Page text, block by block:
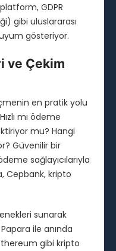
GDPR
gibi uluslararası
gösteriyor.
ve Çekim
en pratik yolu
mı ödeme
mu? Hangi
Güvenilir bir
sağlayıcılarıyla
Cepbank, kripto
sunarak
Papara ile anında
gibi kripto